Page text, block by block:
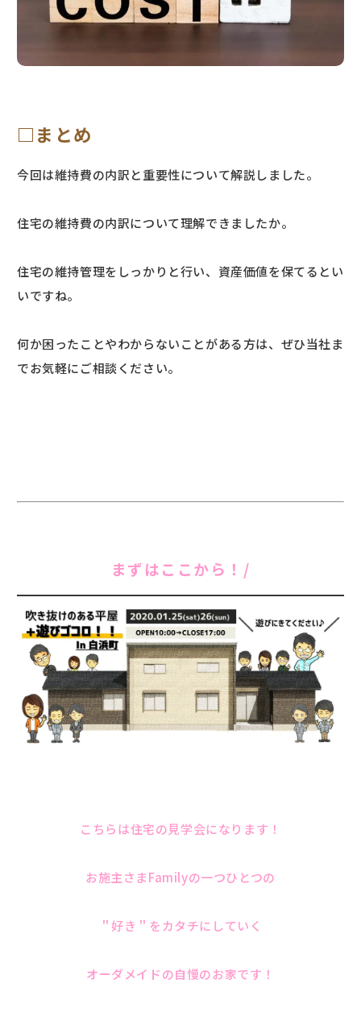
□まとめ
今回は維持費の内訳と重要性について解説しました。
住宅の維持費の内訳について理解できましたか。
住宅の維持管理をしっかりと行い、資産価値を保てるとい
いですね。
何か困ったことやわからないことがある方は、ぜひ当社ま
でお気軽にご相談ください。
まずはここから！/
こちらは住宅の見学会になります！
お施主さまFamilyの一つひとつの
＂好き＂をカタチにしていく
オーダメイドの自慢のお家です！